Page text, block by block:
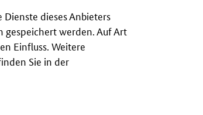
dieses Anbieters
gespeichert werden. Auf Art
Einfluss. Weitere
Sie in der